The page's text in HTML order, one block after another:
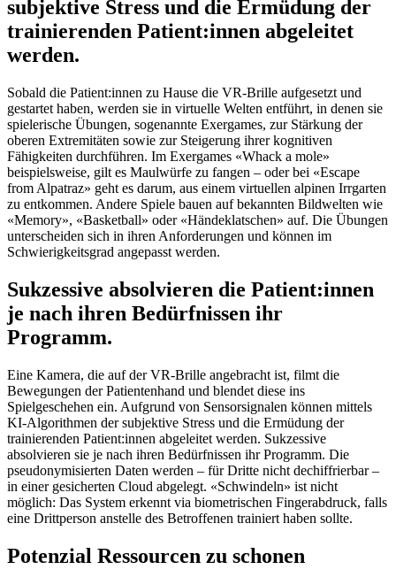
subjektive Stress und die Ermüdung der
trainierenden Patient:innen abgeleitet
werden.
Sobald die Patient:innen zu Hause die VR-Brille aufgesetzt und
gestartet haben, werden sie in virtuelle Welten entführt, in denen sie
spielerische Übungen, sogenannte Exergames, zur Stärkung der
oberen Extremitäten sowie zur Steigerung ihrer kognitiven
Fähigkeiten durchführen. Im Exergames «Whack a mole»
beispielsweise, gilt es Maulwürfe zu fangen – oder bei «Escape
from Alpatraz» geht es darum, aus einem virtuellen alpinen Irrgarten
zu entkommen. Andere Spiele bauen auf bekannten Bildwelten wie
«Memory», «Basketball» oder «Händeklatschen» auf. Die Übungen
unterscheiden sich in ihren Anforderungen und können im
Schwierigkeitsgrad angepasst werden.
Sukzessive absolvieren die Patient:innen
je nach ihren Bedürfnissen ihr
Programm.
Eine Kamera, die auf der VR-Brille angebracht ist, filmt die
Bewegungen der Patientenhand und blendet diese ins
Spielgeschehen ein. Aufgrund von Sensorsignalen können mittels
KI-Algorithmen der subjektive Stress und die Ermüdung der
trainierenden Patient:innen abgeleitet werden. Sukzessive
absolvieren sie je nach ihren Bedürfnissen ihr Programm. Die
pseudonymisierten Daten werden – für Dritte nicht dechiffrierbar –
in einer gesicherten Cloud abgelegt. «Schwindeln» ist nicht
möglich: Das System erkennt via biometrischen Fingerabdruck, falls
eine Drittperson anstelle des Betroffenen trainiert haben sollte.
Potenzial Ressourcen zu schonen